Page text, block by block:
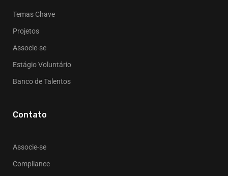
Temas Chave
Projetos
Associe-se
Estágio Voluntário
Banco de Talentos
Contato
Associe-se
Compliance